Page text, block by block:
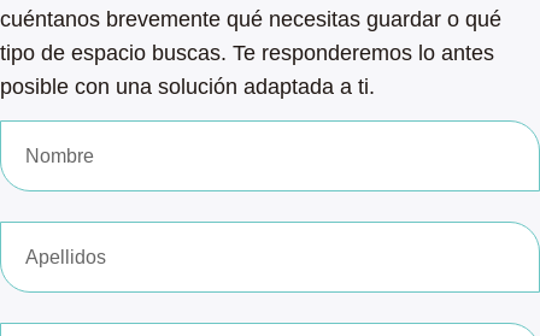
cuéntanos brevemente qué necesitas guardar o qué
tipo de espacio buscas. Te responderemos lo antes
posible con una solución adaptada a ti.